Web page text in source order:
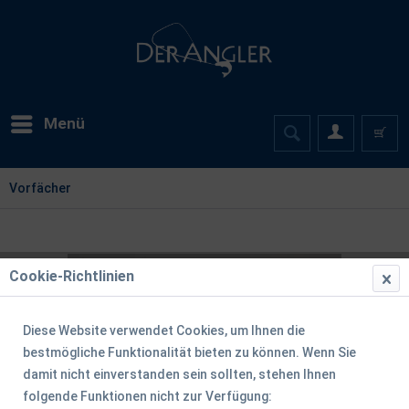
Menü
Vorfächer
Cookie-Richtlinien
Diese Website verwendet Cookies, um Ihnen die
bestmögliche Funktionalität bieten zu können. Wenn Sie
damit nicht einverstanden sein sollten, stehen Ihnen
folgende Funktionen nicht zur Verfügung: